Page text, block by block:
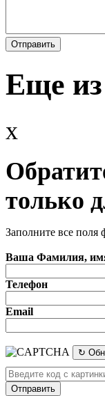
Еще из
x
только
Заполните все
Ваша Фамилия,
Телефон
Email
↻